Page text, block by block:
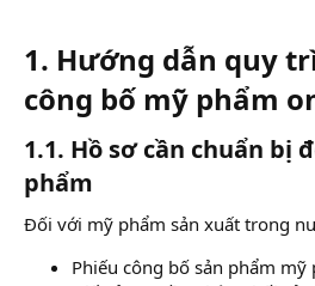
1. Hướng dẫn quy
công bố mỹ phẩm
1.1. Hồ sơ cần chuẩn bị
phẩm​
Đối với mỹ phẩm sản xuất trong
Phiếu công bố sản phẩm